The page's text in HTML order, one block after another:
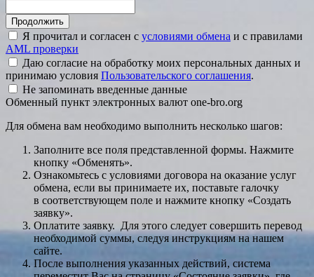
Я прочитал и согласен с условиями обмена и с правилами
AML проверки
Даю согласие на обработку моих персональных данных и
принимаю условия Пользовательского соглашения.
Не запоминать введенные данные
Обменный пункт электронных валют one-bro.org
Для обмена вам необходимо выполнить несколько шагов:
Заполните все поля представленной формы. Нажмите
кнопку «Обменять».
Ознакомьтесь с условиями договора на оказание услуг
обмена, если вы принимаете их, поставьте галочку
в соответствующем поле и нажмите кнопку «Создать
заявку».
Оплатите заявку. Для этого следует совершить перевод
необходимой суммы, следуя инструкциям на нашем
сайте.
После выполнения указанных действий, система